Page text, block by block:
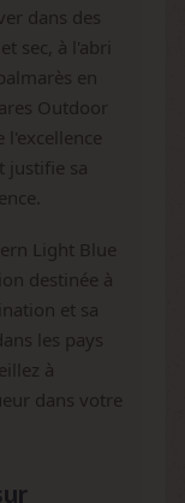
dans des
sec, à l'abri
en
Outdoor
l'excellence
justifie sa
Light Blue
destinée à
et sa
les pays
à
dans votre